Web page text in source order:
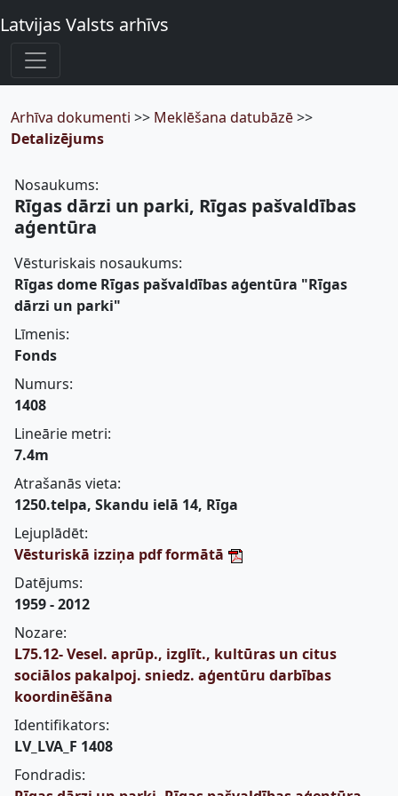
Latvijas Valsts arhīvs
Arhīva dokumenti >> Meklēšana datubāzē>>
Detalizējums
Nosaukums:
Rīgas dārzi un parki, Rīgas pašvaldības
aģentūra
Vēsturiskais nosaukums:
Rīgas dome Rīgas pašvaldības aģentūra "Rīgas
dārzi un parki"
Līmenis:
Fonds
Numurs:
1408
Lineārie metri:
7.4m
Atrašanās vieta:
1250.telpa, Skandu ielā 14, Rīga
Lejuplādēt:
Vēsturiskā izziņa pdf formātā
Datējums:
1959 - 2012
Nozare:
L75.12- Vesel. aprūp., izglīt., kultūras un citus
sociālos pakalpoj. sniedz. aģentūru darbības
koordinēšāna
Identifikators:
LV_LVA_F 1408
Fondradis: